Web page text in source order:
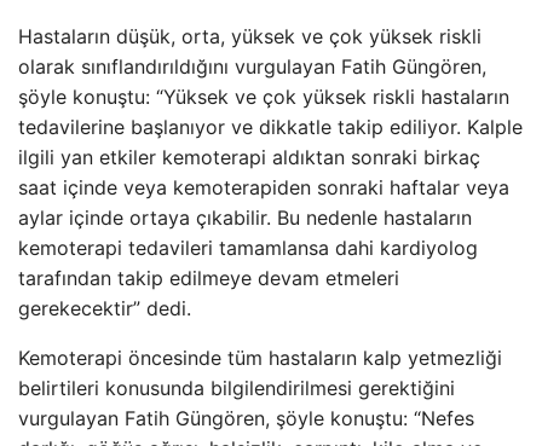
Hastaların düşük, orta, yüksek ve çok yüksek riskli
olarak sınıflandırıldığını vurgulayan Fatih Güngören,
şöyle konuştu: “Yüksek ve çok yüksek riskli hastaların
tedavilerine başlanıyor ve dikkatle takip ediliyor. Kalple
ilgili yan etkiler kemoterapi aldıktan sonraki birkaç
saat içinde veya kemoterapiden sonraki haftalar veya
aylar içinde ortaya çıkabilir. Bu nedenle hastaların
kemoterapi tedavileri tamamlansa dahi kardiyolog
tarafından takip edilmeye devam etmeleri
gerekecektir” dedi.
Kemoterapi öncesinde tüm hastaların kalp yetmezliği
belirtileri konusunda bilgilendirilmesi gerektiğini
vurgulayan Fatih Güngören, şöyle konuştu: “Nefes